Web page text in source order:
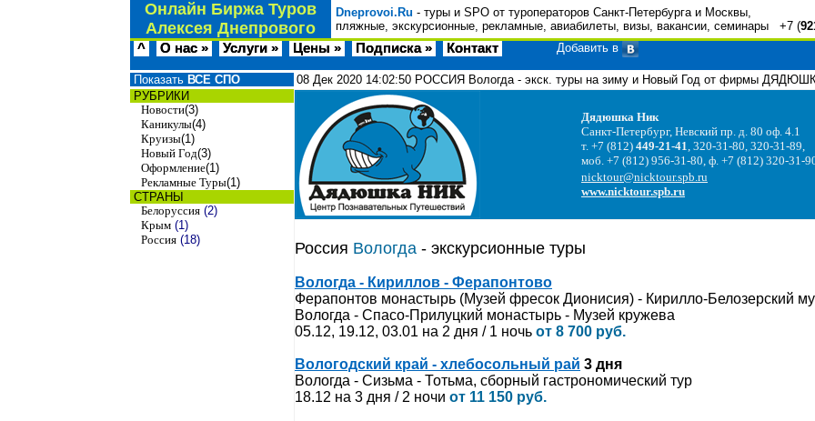
Онлайн Биржа Туров
Алексея Днепрового
Dneprovoi.Ru - туры и SPO от туроператоров Санкт-Петербурга и Москвы,
пляжные, экскурсионные, рекламные, авиабилеты, визы, вакансии, семинары +7 (
^ О нас » Услуги » Цены » Подписка » Контакт Добавить в
Показать ВСЕ СПО
РУБРИКИ
Новости(3)
Каникулы(4)
Круизы(1)
Новый Год(3)
Оформление(1)
Рекламные Туры(1)
СТРАНЫ
Белоруссия (2)
Крым (1)
Россия (18)
08 Дек 2020 14:02:50 РОССИЯ Вологда - экск. туры на зиму и Новый Год от фирмы
Дядюшка Ник
Санкт-Петербург, Невский пр. д. 80 оф. 4.1
т. +7 (812) 449-21-41, 320-31-80, 320-31-89,
моб. +7 (812) 956-31-80, ф. +7 (812) 320-31-
nicktour@nicktour.spb.ru
www.nicktour.spb.ru
Россия Вологда - экскурсионные туры
Вологда - Кириллов - Ферапонтово
Ферапонтов монастырь (Музей фресок Дионисия) - Кирилло-Белозерский
Вологда - Спасо-Прилуцкий монастырь - Музей кружева
05.12, 19.12, 03.01 на 2 дня / 1 ночь от 8 700 руб.
Вологодский край - хлебосольный рай 3 дня
Вологда - Сизьма - Тотьма, сборный гастрономический тур
18.12 на 3 дня / 2 ночи от 11 150 руб.